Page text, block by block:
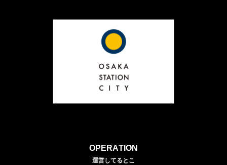
OPERATION
運営してるとこ